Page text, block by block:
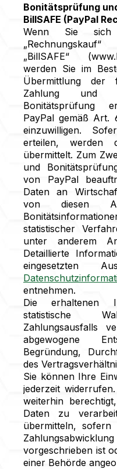
Bonitätsprüfung
BillSAFE (PayPal
Wenn Sie
„BillSAFE“
werden Sie im
Übermittlung
Zahlung und
Bonitätsprüfung
PayPal gemäß Art.
einzuwilligen.
erteilen, werden
übermittelt. Zum
und
von PayPal
Daten an
von diesen
statistischer
unter anderem
Detaillierte
eingesetzten
entnehmen.
Die erhaltenen
statistische
Zahlungsausfalls
abgewogene
Begründung,
des
Sie können Ihre
jederzeit
weiterhin
Daten zu
übermitteln, sofern
vorgeschrieben ist
einer Behörde